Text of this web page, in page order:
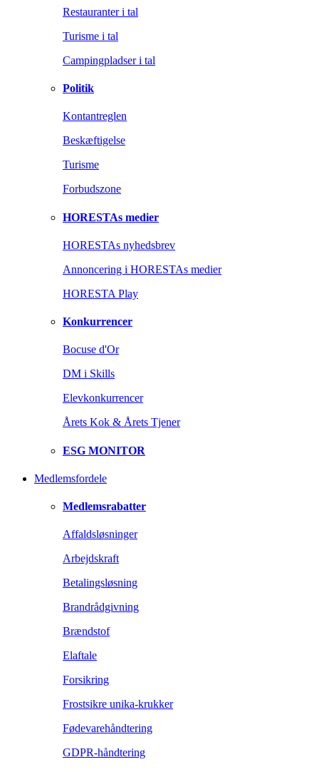
Restauranter i tal
Turisme i tal
Campingpladser i tal
Politik
Kontantreglen
Beskæftigelse
Turisme
Forbudszone
HORESTAs medier
HORESTAs nyhedsbrev
Annoncering i HORESTAs medier
HORESTA Play
Konkurrencer
Bocuse d'Or
DM i Skills
Elevkonkurrencer
Årets Kok & Årets Tjener
ESG MONITOR
Medlemsfordele
Medlemsrabatter
Affaldsløsninger
Arbejdskraft
Betalingsløsning
Brandrådgivning
Brændstof
Elaftale
Forsikring
Frostsikre unika-krukker
Fødevarehåndtering
GDPR-håndtering